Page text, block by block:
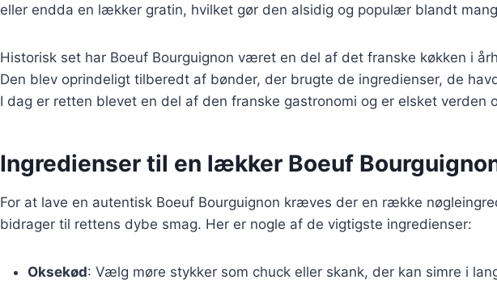
eller endda en lækker gratin, hvilket gør den alsidig og populær blandt
Historisk set har Boeuf Bourguignon været en del af det franske køkken i
Den blev oprindeligt tilberedt af bønder, der brugte de ingredienser, de
I dag er retten blevet en del af den franske gastronomi og er elsket verden
Ingredienser til en lækker Boeuf
For at lave en autentisk Boeuf Bourguignon kræves der en række
bidrager til rettens dybe smag. Her er nogle af de vigtigste ingredienser:
Oksekød: Vælg møre stykker som chuck eller skank, der kan simre i